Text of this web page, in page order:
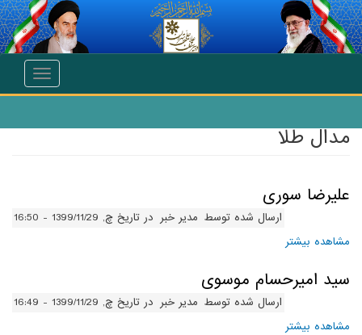
انتقال به محتوای اصلی
Toggle
مدال طلا
علیرضا سوری
ارسال شده توسط مدیر خبر در تاریخ چ, 1399/11/29 - 16:50
مشاهده بیشتر
سید امیرحسام موسوی
ارسال شده توسط مدیر خبر در تاریخ چ, 1399/11/29 - 16:49
مشاهده بیشتر